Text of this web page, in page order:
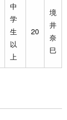
中
学
生
以
上
20
境
井
奈
巳